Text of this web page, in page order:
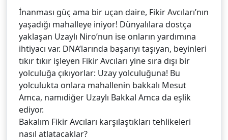
İnanması güç ama bir uçan daire, Fikir Avcıları’nın
yaşadığı mahalleye iniyor! Dünyalılara dostça
yaklaşan Uzaylı Niro’nun ise onların yardımına
ihtiyacı var. DNA’larında başarıyı taşıyan, beyinleri
tıkır tıkır işleyen Fikir Avcıları yine sıra dışı bir
yolculuğa çıkıyorlar: Uzay yolculuğuna! Bu
yolculukta onlara mahallenin bakkalı Mesut
Amca, namıdiğer Uzaylı Bakkal Amca da eşlik
ediyor.
Bakalım Fikir Avcıları karşılaştıkları tehlikeleri
nasıl atlatacaklar?